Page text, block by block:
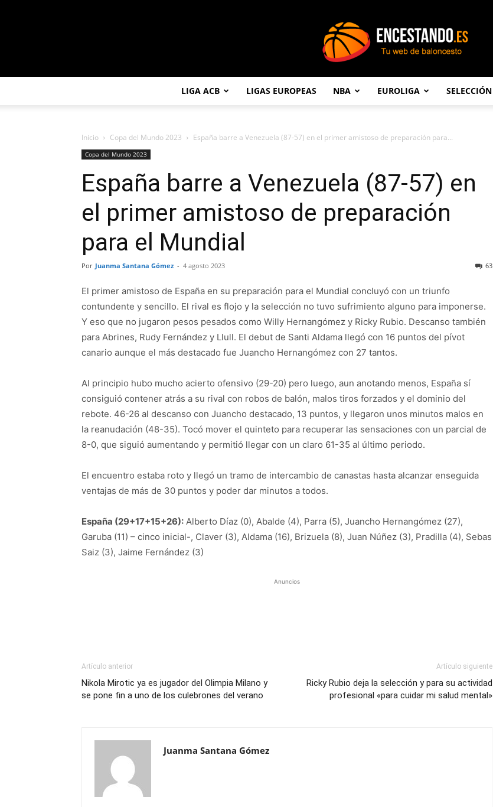
LIGA ACB LIGAS EUROPEAS NBA EUROLIGA SELECCIÓN
Inicio Copa del Mundo 2023 España barre a Venezuela (87-57) en el primer amistoso de preparación para...
Copa del Mundo 2023
España barre a Venezuela (87-57) en
el primer amistoso de preparación
para el Mundial
Por Juanma Santana Gómez - 4 agosto 2023 63
El primer amistoso de España en su preparación para el Mundial concluyó con un triunfo
contundente y sencillo. El rival es flojo y la selección no tuvo sufrimiento alguno para imponerse.
Y eso que no jugaron pesos pesados como Willy Hernangómez y Ricky Rubio. Descanso también
para Abrines, Rudy Fernández y Llull. El debut de Santi Aldama llegó con 16 puntos del pívot
canario aunque el más destacado fue Juancho Hernangómez con 27 tantos.
Al principio hubo mucho acierto ofensivo (29-20) pero luego, aun anotando menos, España sí
consiguió contener atrás a su rival con robos de balón, malos tiros forzados y el dominio del
rebote. 46-26 al descanso con Juancho destacado, 13 puntos, y llegaron unos minutos malos en
la reanudación (48-35). Tocó mover el quinteto para recuperar las sensaciones con un parcial de
8-0, que siguió aumentando y permitió llegar con un claro 61-35 al último periodo.
El encuentro estaba roto y llegó un tramo de intercambio de canastas hasta alcanzar enseguida
ventajas de más de 30 puntos y poder dar minutos a todos.
España (29+17+15+26): Alberto Díaz (0), Abalde (4), Parra (5), Juancho Hernangómez (27),
Garuba (11) – cinco inicial-, Claver (3), Aldama (16), Brizuela (8), Juan Núñez (3), Pradilla (4), Sebas
Saiz (3), Jaime Fernández (3)
Anuncios
Artículo anterior
Nikola Mirotic ya es jugador del Olimpia Milano y
se pone fin a uno de los culebrones del verano
Artículo siguiente
Ricky Rubio deja la selección y para su actividad
profesional «para cuidar mi salud mental»
Juanma Santana Gómez